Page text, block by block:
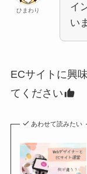
ひまわり
イ
い
ECサイトに興
てください
あわせて読みたい